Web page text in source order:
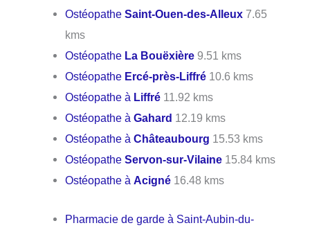
OstéopatheSaint-Ouen-des-Alleux 7.65
kms
Ostéopathe La Bouëxière 9.51 kms
Ostéopathe Ercé-près-Liffré 10.6 kms
Ostéopathe à Liffré 11.92 kms
Ostéopathe àGahard 12.19 kms
Ostéopathe àChâteaubourg 15.53 kms
OstéopatheServon-sur-Vilaine 15.84 kms
Ostéopathe àAcigné 16.48 kms
Pharmacie de garde à Saint-Aubin-du-